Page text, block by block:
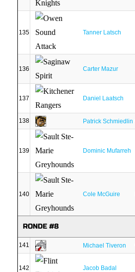
135 Tanner Latsch
136 Carter Mazur
137 Daniel Laatsch
138 Patrick Schmiedlin
139 Dominic Mufarreh
140 Cole McGuire
RONDE #8
141 Michael Tiveron
142 Jacob Badal